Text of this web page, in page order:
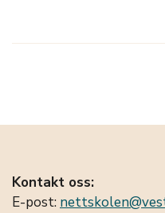
Kontakt oss:
E-post: